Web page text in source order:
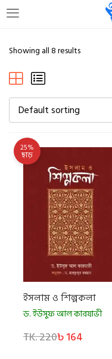
Remember me
Showing all 8 results
Default sorting
25%
ছাড়
ইসলাম ও শিল্পকলা
ড. ইউসুফ আল কারযাভী
TK. 220৳ 164